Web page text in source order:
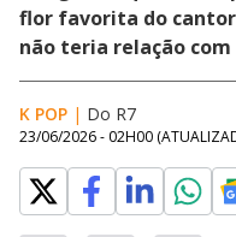
flor favorita do cantor
não teria relação
K POP | Do R7
23/06/2026 - 02H00